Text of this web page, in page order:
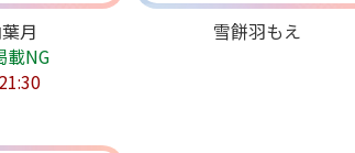
月
載NG
雪餅羽もえ